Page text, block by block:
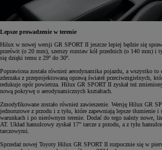
Lepsze prowadzenie w terenie
Hilux w nowej wersji GR SPORT II jeszcze lepiej będzie się
prześwit (o 20 mm), szerszy rozstaw kół przednich (o 140 mm) i
się dzięki temu z 29º do 30º.
Poprawiona została również aerodynamika pojazdu, a wszystko
zderzaka z przeprojektowaną oprawą świateł przeciwmgielnych,
redukuje opór powietrza. Hilux GR SPORT II zyskał też
nową pokrywę o aerodynamicznych kształtach.
Zmodyfikowane zostało również zawieszenie. Wersję Hilux GR
jednorurowe z przodu i z tyłu, które zapewniają lepsze tłumienie i
warunkach i po nierównym terenie. Dodać do tego należy nowe,
AT. Układ hamulcowy zyskał 17" tarcze z przodu, a z tyłu
tarczowymi.
Sprzedaż nowej Toyoty Hilux GR SPORT II rozpocznie się w